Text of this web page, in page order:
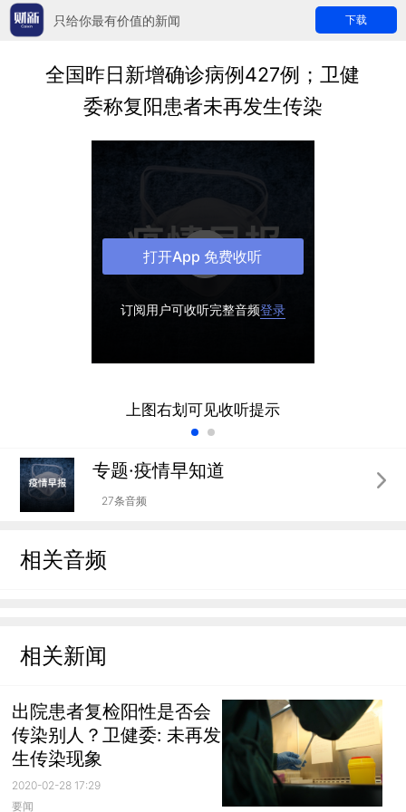
只给你最有价值的新闻 下载
全国昨日新增确诊病例427例；卫健
委称复阳患者未再发生传染
订阅用户可收听完整音频登录
打开App 免费收听
上图右划可见收听提示
专题·疫情早知道
27条音频
相关音频
相关新闻
出院患者复检阳性是否会
传染别人？卫健委: 未再发
生传染现象
2020-02-28 17:29
要闻